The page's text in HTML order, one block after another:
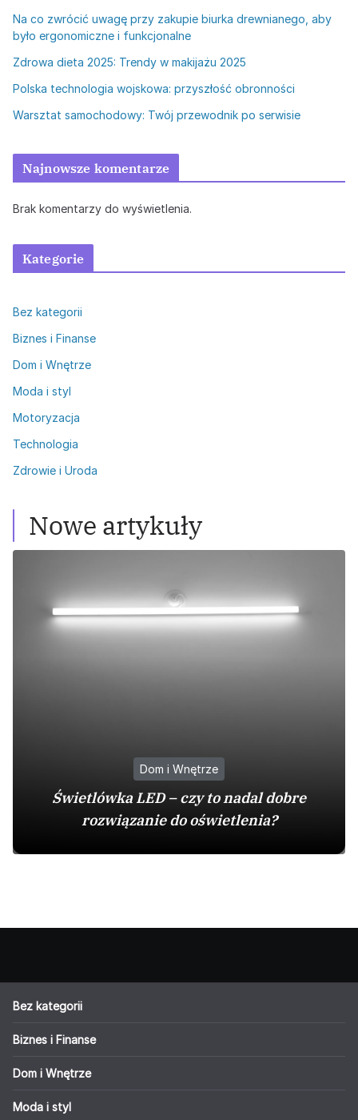
Na co zwrócić uwagę przy zakupie biurka drewnianego, aby
było ergonomiczne i funkcjonalne
Zdrowa dieta 2025: Trendy w makijażu 2025
Polska technologia wojskowa: przyszłość obronności
Warsztat samochodowy: Twój przewodnik po serwisie
Najnowsze komentarze
Brak komentarzy do wyświetlenia.
Kategorie
Bez kategorii
Biznes i Finanse
Dom i Wnętrze
Moda i styl
Motoryzacja
Technologia
Zdrowie i Uroda
Nowe artykuły
Dom i Wnętrze
Świetlówka LED – czy to nadal dobre
rozwiązanie do oświetlenia?
Bez kategorii
Biznes i Finanse
Dom i Wnętrze
Moda i styl